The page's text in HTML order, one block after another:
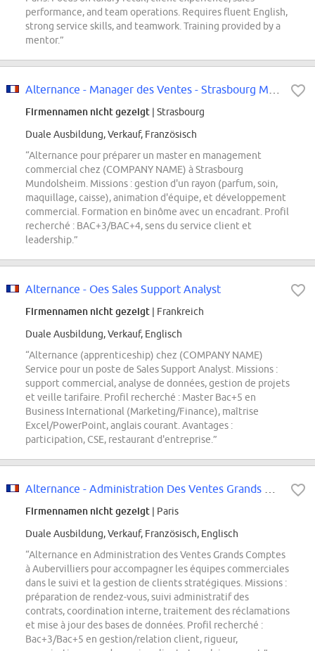
performance, and team operations. Requires fluent English,
strong service skills, and teamwork. Training provided by a
mentor.”
Firmennamen nicht gezeigt | Strasbourg
Duale Ausbildung, Verkauf, Französisch
“Alternance pour préparer un master en management
commercial chez (COMPANY NAME) à Strasbourg
Mundolsheim. Missions : gestion d'un rayon (parfum, soin,
maquillage, caisse), animation d'équipe, et développement
commercial. Formation en binôme avec un encadrant. Profil
recherché : BAC+3/BAC+4, sens du service client et
leadership.”
Alternance - Oes Sales Support Analyst
Firmennamen nicht gezeigt | Frankreich
Duale Ausbildung, Verkauf, Englisch
“Alternance (apprenticeship) chez (COMPANY NAME)
Service pour un poste de Sales Support Analyst. Missions :
support commercial, analyse de données, gestion de projets
et veille tarifaire. Profil recherché : Master Bac+5 en
Business International (Marketing/Finance), maîtrise
Excel/PowerPoint, anglais courant. Avantages :
participation, CSE, restaurant d'entreprise.”
Firmennamen nicht gezeigt | Paris
Duale Ausbildung, Verkauf, Französisch, Englisch
“Alternance en Administration des Ventes Grands Comptes
à Aubervilliers pour accompagner les équipes commerciales
dans le suivi et la gestion de clients stratégiques. Missions :
préparation de rendez-vous, suivi administratif des
contrats, coordination interne, traitement des réclamations
et mise à jour des bases de données. Profil recherché :
Bac+3/Bac+5 en gestion/relation client, rigueur,